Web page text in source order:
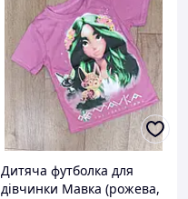
Дитяча футболка для
дівчинки Мавка (рожева,